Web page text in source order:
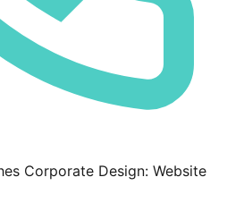
Corporate Design: Website